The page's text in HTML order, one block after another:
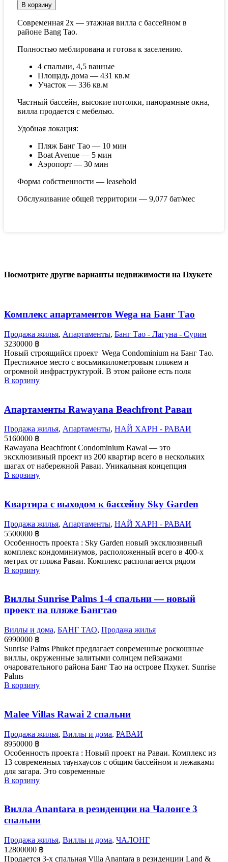
В корзину
Современная 2х — этажная вилла с бассейном в
районе Bang Tao.
Полностью меблирована и готова к заселению.
4 спальни, 4,5 ванные
Площадь дома — 431 кв.м
Участок — 336 кв.м
Частный бассейн, высокие потолки, панорамные окна,
вилла продается с мебелью.
Удобная локация:
Пляж Банг Тао — 10 мин
Boat Avenue — 5 мин
Аэропорт — 30 мин
Форма собственности — leasehold
Обслуживание общей территории — 9,077 бат/мес
Посмотрите другие варианты недвижимости на Пхукете
Комплекс апартаментов Wega на Банг Тао
Продажа жилья, Апартаменты, Банг Тао - Лагуна - Сурин
3230000 ฿
Новый строящийся проект Wega Condominium на Банг Тао.
Престижное место с восьмикилометровым пляжем и
огромной инфраструктурой. В этом районе есть поля
В корзину
Апартаменты Rawayana Beachfront Раваи
Продажа жилья, Апартаменты, НАЙ ХАРН - РАВАИ
5160000 ฿
Rawayana Beachfront Condominium Rawai — это
эксклюзивный проект из 200 квартир всего в нескольких
шагах от набережной Раваи. Уникальная концепция
В корзину
Квартира с выходом к бассейну Sky Garden
Продажа жилья, Апартаменты, НАЙ ХАРН - РАВАИ
5500000 ฿
Особенность проекта : Sky Garden новый эксклюзивный
комплекс кондоминиумов, расположенный всего в 400-х
метрах от пляжа Раваи. Комплекс располагается рядом
В корзину
Виллы Sunrise Palms 1-4 спальни — новый
проект на пляже Бангтао
Виллы и дома, БАНГ ТАО, Продажа жилья
6990000 ฿
Sunrise Palms Phuket предлагает современные роскошные
виллы, окруженные залитыми солнцем пейзажами
очаровательного района Банг Тао на острове Пхукет. Sunrise
Palms
В корзину
Malee Villas Rawai 2 спальни
Продажа жилья, Виллы и дома, РАВАИ
8950000 ฿
Особенность проекта : Новый проект на Раваи. Комплекс из
13 современных таунхаусов с общим бассейном и лежаками
для загара. Это современные
В корзину
Вилла Anantara в резиденции на Чалонге 3
спальни
Продажа жилья, Виллы и дома, ЧАЛОНГ
12800000 ฿
Продается 3-х спальная Villa Anantara в резиденции Land &